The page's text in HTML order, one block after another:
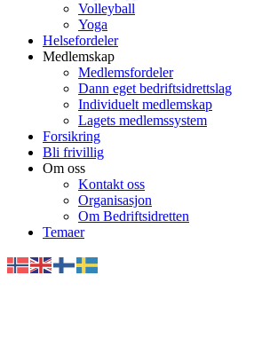
Volleyball
Yoga
Helsefordeler
Medlemskap
Medlemsfordeler
Dann eget bedriftsidrettslag
Individuelt medlemskap
Lagets medlemssystem
Forsikring
Bli frivillig
Om oss
Kontakt oss
Organisasjon
Om Bedriftsidretten
Temaer